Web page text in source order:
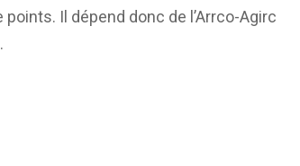
Il dépend donc de l’Arrco-Agirc